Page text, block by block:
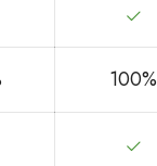
100%